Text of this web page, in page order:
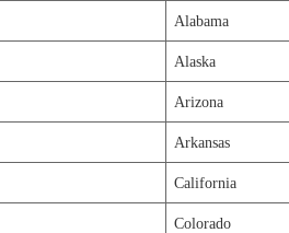
Alabama
Alaska
Arizona
Arkansas
California
Colorado